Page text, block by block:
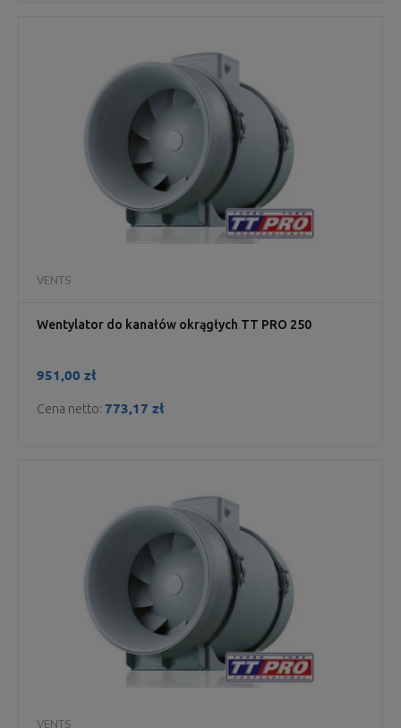
Wentylator do kanałów okrągłych TT PRO 250
VENTS
951,00 zł
Cena netto: 773,17 zł
VENTS